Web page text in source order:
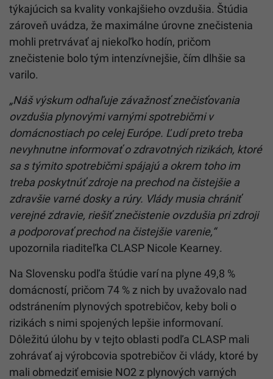
týkajúcich sa kvality vonkajšieho ovzdušia. Štúdia
zároveň uvádza, že maximálne úrovne znečistenia
mohli pretrvávať aj niekoľko hodín, pričom
znečistenie bolo tým intenzívnejšie, čím dlhšie sa
varilo.
„Náš výskum odhaľuje závažnosť znečisťovania
ovzdušia plynovými varnými spotrebičmi v
domácnostiach po celej Európe. Ľudí preto treba
nevyhnutne informovať o zdravotných rizikách, ktoré
sa s týmito spotrebičmi spájajú a okrem toho im
treba poskytnúť zdroje na prechod na čistejšie a
zdravšie varné dosky a rúry. Vlády musia chrániť
verejné zdravie, riešiť znečistenie ovzdušia pri zdroji
a podporovať prechod na čistejšie varenie,“
upozornila riaditeľka CLASP Nicole Kearney.
Na Slovensku podľa štúdie varí na plyne 49,8 %
domácností, pričom 74 % z nich by uvažovalo nad
odstránením plynových spotrebičov, keby boli o
rizikách s nimi spojených lepšie informovaní.
Dôležitú úlohu by v tejto oblasti podľa CLASP mali
zohrávať aj výrobcovia spotrebičov či vlády, ktoré by
mali obmedziť emisie NO2 z plynových varných